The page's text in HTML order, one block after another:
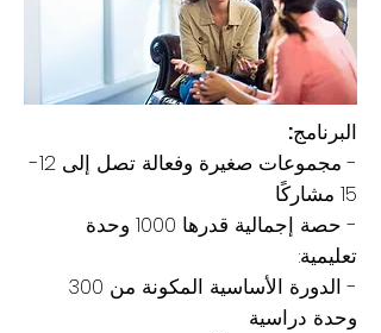
البرنامج:
- مجموعات صغيرة وفعالة تصل إلى 12-
15 مشاركًا
- حصة إجمالية قدرها 1000 وحدة
تعليمية:
- الدورة الأساسية المكونة من 300
وحدة دراسية